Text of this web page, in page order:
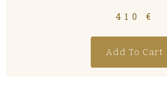
410 €
Add To Cart